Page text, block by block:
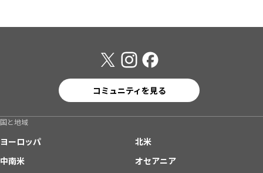
コミュニティを見る
国と地域
ヨーロッパ
北米
中南米
オセアニア